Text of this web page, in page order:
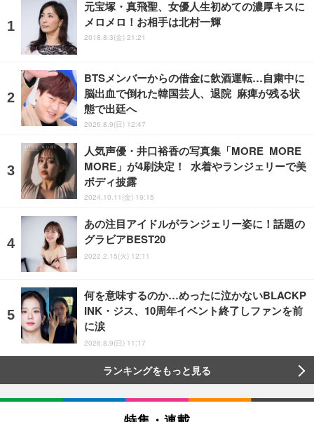
元宝塚・真飛聖、女優人生初めての濃厚キスに
メロメロ！お相手は北村一輝
2018.8.3(金) 21:21
BTSメンバーからの借金に飲酒運転…自粛中に
脳出血で倒れた韓国芸人、退院 麻痺が残る状
態で出廷へ
2026.8.9(日) 12:47
人気声優・井口裕香の写真集「MORE MORE
MORE」が4刷決定！ 水着やランジェリーで美
ボディ披露
2024.10.11(金) 19:15
あの注目アイドルがランジェリー姿に！話題の
グラビアBEST20
2022.2.15(火) 12:11
何を意味するのか…めったに泣かないBLACKP
INK・ジス、10周年イベント終了しファンを前
に涙
2026.8.9(日) 11:17
ランキングをもっと見る
特集・連載